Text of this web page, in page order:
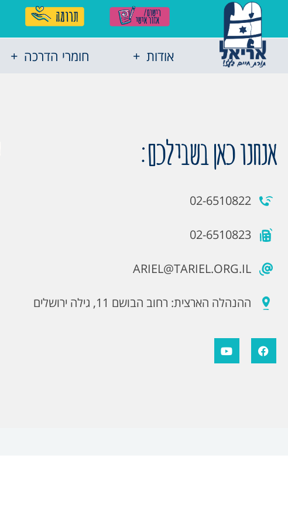
אודות חומרי הדרכה
אנחנו כאן בשבילכם:
02-6510822
02-6510823
ARIEL@TARIEL.ORG.IL
ההנהלה הארצית: רחוב הבושם 11, גילה ירושלים